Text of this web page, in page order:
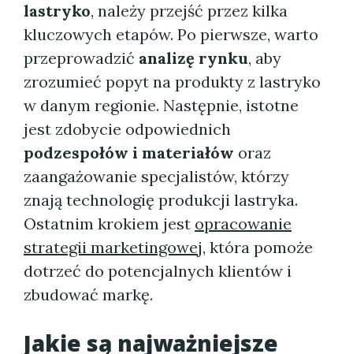
lastryko, należy przejść przez kilka
kluczowych etapów. Po pierwsze, warto
przeprowadzić analizę rynku, aby
zrozumieć popyt na produkty z lastryko
w danym regionie. Następnie, istotne
jest zdobycie odpowiednich
podzespołów i materiałów oraz
zaangażowanie specjalistów, którzy
znają technologię produkcji lastryka.
Ostatnim krokiem jest opracowanie
strategii marketingowej, która pomoże
dotrzeć do potencjalnych klientów i
zbudować markę.
Jakie są najważniejsze